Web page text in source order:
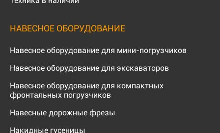
НАВЕСНОЕ ОБОРУДОВАНИЕ
Навесное оборудование для мини-погрузчиков
Навесное оборудование для экскаваторов
Навесное оборудование для компактных
фронтальных погрузчиков
Навесные дорожные фрезы
Накидные гусеницы